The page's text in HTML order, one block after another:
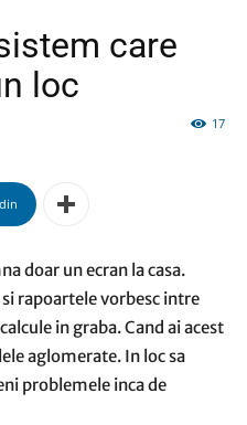
care
loc
17
doar un ecran la casa.
rapoartele vorbesc intre
in graba. Cand ai acest
aglomerate. In loc sa
problemele inca de